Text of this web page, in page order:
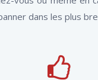
dans les plus